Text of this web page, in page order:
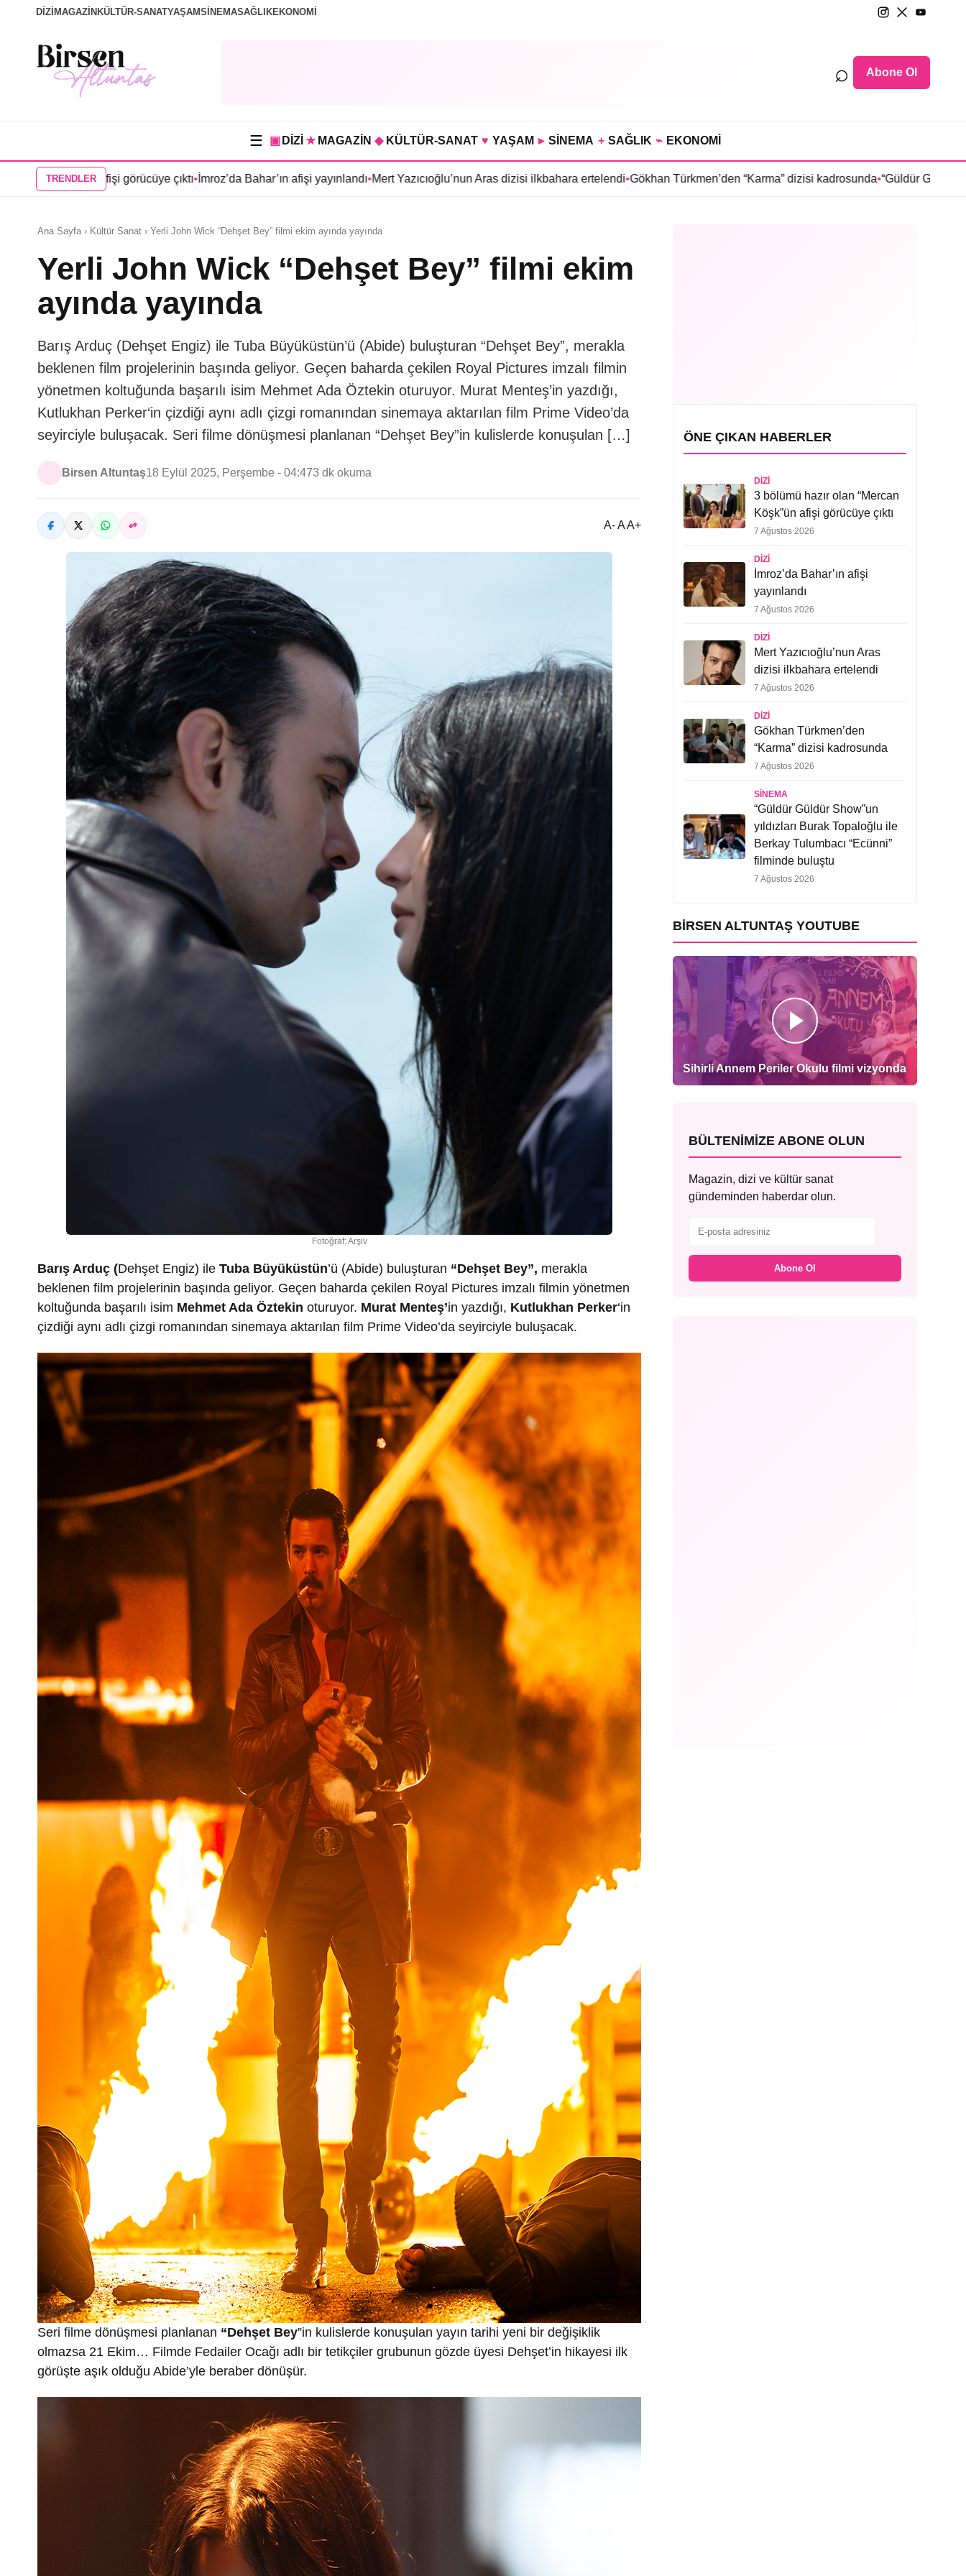
DİZİ MAGAZİN KÜLTÜR-SANATYAŞAMSİNEMASAĞLIKEKONOMİ
⌕ Abone Ol
☰ ▣ DİZİ ★ MAGAZİN ◆ KÜLTÜR-SANAT ♥ YAŞAM ▸ SİNEMA + SAĞLIK ⌁ EKONOMİ
TRENDLER
afişi görücüye çıktı• İmroz’da Bahar’ın afişi yayınlandı •Mert Yazıcıoğlu’nun Aras dizisi ilkbahara ertelendi•Gökhan Türkmen’den “Karma” dizisi kadrosunda•“Güldür Güldür Show”un
Ana Sayfa › Kültür Sanat › Yerli John Wick “Dehşet Bey” filmi ekim ayında yayında
Yerli John Wick “Dehşet Bey” filmi ekim
ayında yayında
Barış Arduç (Dehşet Engiz) ile Tuba Büyüküstün’ü (Abide) buluşturan “Dehşet Bey”, merakla
beklenen film projelerinin başında geliyor. Geçen baharda çekilen Royal Pictures imzalı filmin
yönetmen koltuğunda başarılı isim Mehmet Ada Öztekin oturuyor. Murat Menteş’in yazdığı,
Kutlukhan Perker‘in çizdiği aynı adlı çizgi romanından sinemaya aktarılan film Prime Video’da
seyirciyle buluşacak. Seri filme dönüşmesi planlanan “Dehşet Bey”in kulislerde konuşulan […]
Birsen Altuntaş18 Eylül 2025, Perşembe - 04:473 dk okuma
A- A A+
Fotoğraf: Arşiv
Barış Arduç (Dehşet Engiz) ile Tuba Büyüküstün’ü (Abide) buluşturan “Dehşet Bey”, merakla
beklenen film projelerinin başında geliyor. Geçen baharda çekilen Royal Pictures imzalı filmin yönetmen
koltuğunda başarılı isim Mehmet Ada Öztekin oturuyor. Murat Menteş’in yazdığı, Kutlukhan Perker‘in
çizdiği aynı adlı çizgi romanından sinemaya aktarılan film Prime Video’da seyirciyle buluşacak.
Seri filme dönüşmesi planlanan “Dehşet Bey”in kulislerde konuşulan yayın tarihi yeni bir değişiklik
olmazsa 21 Ekim… Filmde Fedailer Ocağı adlı bir tetikçiler grubunun gözde üyesi Dehşet’in hikayesi ilk
görüşte aşık olduğu Abide’yle beraber dönüşür.
ÖNE ÇIKAN HABERLER
DIZI
3 bölümü hazır olan “Mercan
Köşk”ün afişi görücüye çıktı
7 Ağustos 2026
DIZI
İmroz’da Bahar’ın afişi
yayınlandı
7 Ağustos 2026
DIZI
Mert Yazıcıoğlu’nun Aras
dizisi ilkbahara ertelendi
7 Ağustos 2026
DIZI
Gökhan Türkmen’den
“Karma” dizisi kadrosunda
7 Ağustos 2026
SINEMA
“Güldür Güldür Show”un
yıldızları Burak Topaloğlu ile
Berkay Tulumbacı “Ecünni”
filminde buluştu
7 Ağustos 2026
BIRSEN ALTUNTAŞ YOUTUBE
Sihirli Annem Periler Okulu filmi vizyonda
BÜLTENIMIZE ABONE OLUN
Magazin, dizi ve kültür sanat
gündeminden haberdar olun.
Abone Ol